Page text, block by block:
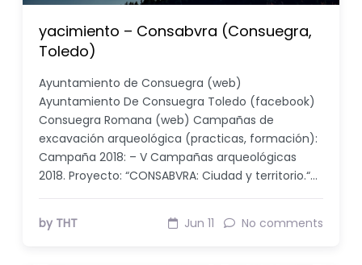
yacimiento – Consabvra (Consuegra,
Toledo)
Ayuntamiento de Consuegra (web)
Ayuntamiento De Consuegra Toledo (facebook)
Consuegra Romana (web) Campañas de
excavación arqueológica (practicas, formación):
Campaña 2018: – V Campañas arqueológicas
2018. Proyecto: “CONSABVRA: Ciudad y territorio.“…
by THT Jun 11 No comments